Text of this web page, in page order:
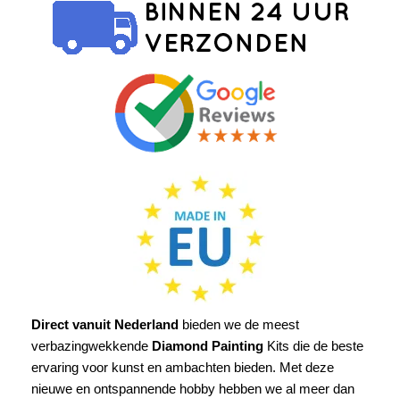
Direct vanuit Nederland bieden we de meest
verbazingwekkende Diamond Painting Kits die de beste
ervaring voor kunst en ambachten bieden. Met deze
nieuwe en ontspannende hobby hebben we al meer dan